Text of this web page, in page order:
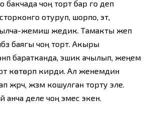
бакчада чоң торт бар го деп
отуруп, шорпо, эт,
жемиш жедик. Тамакты жеп
баягы чоң торт. Акыры
баратканда, эшик ачылып, жеңем
көтөрүп кирди. Ал женемдин
жүзүм кошулган торту эле.
анча деле чоң эмес экен.